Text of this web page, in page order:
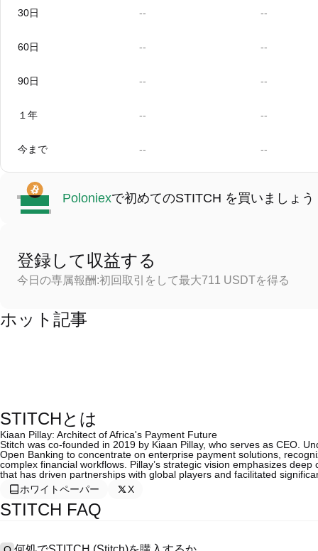
30日 -- --
60日 -- --
90日 -- --
１年 -- --
今まで -- --
Poloniexで初めてのSTITCH を買いましょう
登録して収益する
今日の専属報酬:初回取引をして最大711 USDTを得る
ホット記事
STITCHとは
Kiaan Pillay: Architect of Africa's Payment Future
Stitch was co-founded in 2019 by Kiaan Pillay, who serves as CEO.
Open Banking to concentrate on enterprise payment solutions,
complex financial workflows. Pillay’s strategic vision emphasizes
that has driven partnerships with global players and facilitated
ホワイトペーパー
X
STITCH FAQ